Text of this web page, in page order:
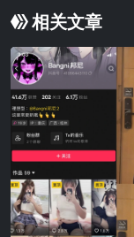
相关文章